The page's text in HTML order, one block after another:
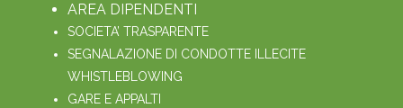
AREA DIPENDENTI
SOCIETA’ TRASPARENTE
SEGNALAZIONE DI CONDOTTE ILLECITE
WHISTLEBLOWING
GARE E APPALTI